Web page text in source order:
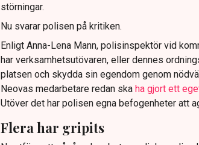
störningar.
Nu svarar polisen på kritiken.
Enligt Anna-Lena Mann, polisinspektör vid
har verksamhetsutövaren, eller dennes
platsen och skydda sin egendom genom
Neovas medarbetare redan ska ha gjort ett
Utöver det har polisen egna befogenheter att
Flera har gripits